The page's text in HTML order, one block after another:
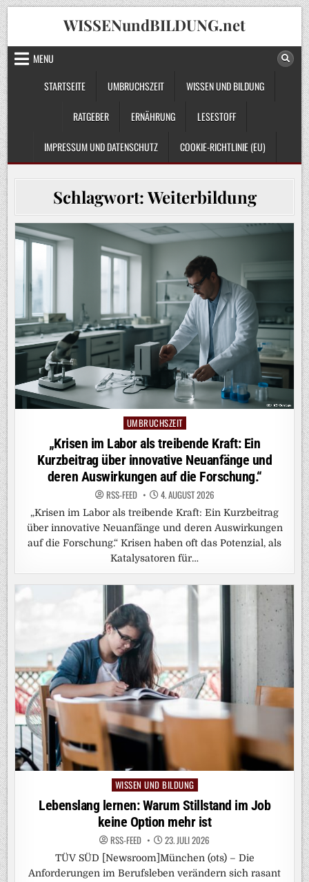
Skip
to
content
WISSENundBILDUNG.net
MENU
STARTSEITE
UMBRUCHSZEIT WISSEN UND BILDUNG
RATGEBER ERNÄHRUNG LESESTOFF
IMPRESSUM UND DATENSCHUTZ COOKIE-RICHTLINIE (EU)
Schlagwort:Weiterbildung
Posted
UMBRUCHSZEIT
„Krisen im Labor als treibende Kraft: Ein
Kurzbeitrag über innovative Neuanfänge und
deren Auswirkungen auf die Forschung.“
RSS-FEED 4. AUGUST 2026
„Krisen im Labor als treibende Kraft: Ein Kurzbeitrag
über innovative Neuanfänge und deren Auswirkungen
auf die Forschung.“ Krisen haben oft das Potenzial, als
Katalysatoren für…
Posted
in
WISSEN UND BILDUNG
Lebenslang lernen: Warum Stillstand im Job
keine Option mehr ist
RSS-FEED 23. JULI 2026
TÜV SÜD [Newsroom]München (ots) – Die
Anforderungen im Berufsleben verändern sich rasant